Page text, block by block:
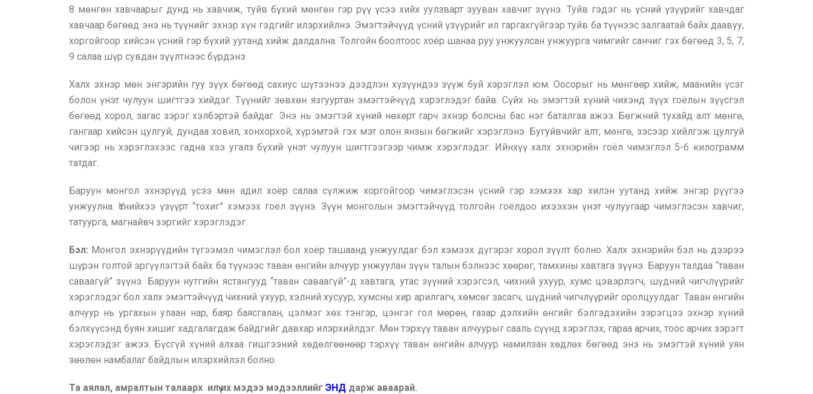
8 мөнгөн хавчаарыг дунд нь хавчиж, туйв бүхий мөнгөн гэр рүү үсээ хийх уулзварт зууван хавчиг зүүнэ. Туйв гэдэг нь үсний үзүүрийг хавчдаг
хавчаар бөгөөд энэ нь түүнийг эхнэр хүн гэдгийг илэрхийлнэ. Эмэгтэйчүүд үсний үзүүрийг ил гаргахгүйгээр туйв ба түүнээс залгаатай байх даавуу,
хоргойгоор хийсэн үсний гэр бүхий уутанд хийж далдална. Толгойн боолтоос хоёр шанаа руу унжуулсан унжуурга чимгийг санчиг гэх бөгөөд 3, 5, 7,
9 салаа шүр сувдан зүүлтнээс бүрдэнэ.
Халх эхнэр мөн энгэрийн гуу зүүх бөгөөд сахиус шүтээнээ дээдлэн хүзүүндээ зүүж буй хэрэглэл юм. Оосорыг нь мөнгөөр хийж, маанийн үсэг
болон үнэт чулуун шигтгээ хийдэг. Түүнийг зөвхөн язгууртан эмэгтэйчүүд хэрэглэдэг байв. Сүйх нь эмэгтэй хүний чихэнд зүүх гоёлын зүүсгэл
бөгөөд хорол, загас зэрэг хэлбэртэй байдаг. Энэ нь эмэгтэй хүний нөхөрт гарч эхнэр болсны бас нэг баталгаа ажээ. Бөгжний тухайд алт мөнгө,
гангаар хийсэн цулгуй, дундаа ховил, хонхорхой, хүрэмтэй гэх мэт олон янзын бөгжийг хэрэглэнэ. Бугуйвчийг алт, мөнгө, зэсээр хийлгэж цулгуй
чигээр нь хэрэглэхээс гадна хээ угалз бүхий үнэт чулуун шигтгээгээр чимж хэрэглэдэг. Ийнхүү халх эхнэрийн гоёл чимэглэл 5-6 килограмм
татдаг.
Баруун монгол эхнэрүүд үсээ мөн адил хоёр салаа сүлжиж хоргойгоор чимэглэсэн үсний гэр хэмээх хар хилэн уутанд хийж энгэр рүүгээ
унжуулна. Үснийхээ үзүүрт “тохиг” хэмээх гоёл зүүнэ. Зүүн монголын эмэгтэйчүүд толгойн гоёлдоо ихээхэн үнэт чулуугаар чимэглэсэн хавчиг,
татуурга, магнайвч зэргийг хэрэглэдэг.
Бэл: Монгол эхнэрүүдийн түгээмэл чимэглэл бол хоёр ташаанд унжуулдаг бэл хэмээх дүгэрэг хорол зүүлт болно. Халх эхнэрийн бэл нь дээрээ
шүрэн голтой эргүүлэгтэй байх ба түүнээс таван өнгийн алчуур унжуулан зүүн талын бэлнээс хөөрөг, тамхины хавтага зүүнэ. Баруун талдаа “таван
саваагүй” зүүнэ. Баруун нутгийн ястангууд “таван саваагүй”-д хавтага, утас зүүний хэрэгсэл, чихний ухуур, хумс цэвэрлэгч, шүдний чигчлүүрийг
хэрэглэдэг бол халх эмэгтэйчүүд чихний ухуур, хэлний хусуур, хумсны хир арилгагч, хөмсөг засагч, шүдний чигчлүүрийг оролцуулдаг. Таван өнгийн
алчуур нь ургахын улаан нар, баяр баясгалан, цэлмэг хөх тэнгэр, цэнгэг гол мөрөн, газар дэлхийн өнгийг бэлгэдэхийн зэрэгцээ эхнэр хүний
бэлхүүсэнд буян хишиг хадгалагдаж байдгийг давхар илэрхийлдэг. Мөн тэрхүү таван алчуурыг сааль сүүнд хэрэглэх, гараа арчих, тоос арчих зэрэгт
хэрэглэдэг ажээ. Бүсгүй хүний алхаа гишгээний хөдөлгөөнөөр тэрхүү таван өнгийн алчуур намилзан хөдлөх бөгөөд энэ нь эмэгтэй хүний уян
зөөлөн намбалаг байдлын илэрхийлэл болно.
Та аялал, амралтын талаарх илүү их мэдээ мэдээллийг ЭНД дарж аваарай.